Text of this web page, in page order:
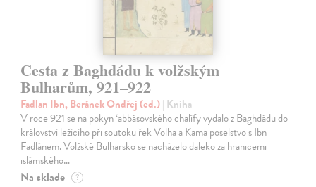
Cesta z Baghdádu k volžským
Bulharům, 921–922
Fadlan Ibn, Beránek Ondřej (ed.)| Kniha
V roce 921 se na pokyn ‘abbásovského chalífy vydalo z Baghdádu do
království ležícího při soutoku řek Volha a Kama poselstvo s Ibn
Fadlánem. Volžské Bulharsko se nacházelo daleko za hranicemi
islámského…
Na sklade ?